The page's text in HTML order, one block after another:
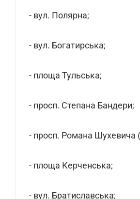
- вул. Полярна;
- вул. Богатирська;
- площа Тульська;
- просп. Степана Бандери;
- просп. Романа Шухевича
- площа Керченська;
- вул. Братиславська;